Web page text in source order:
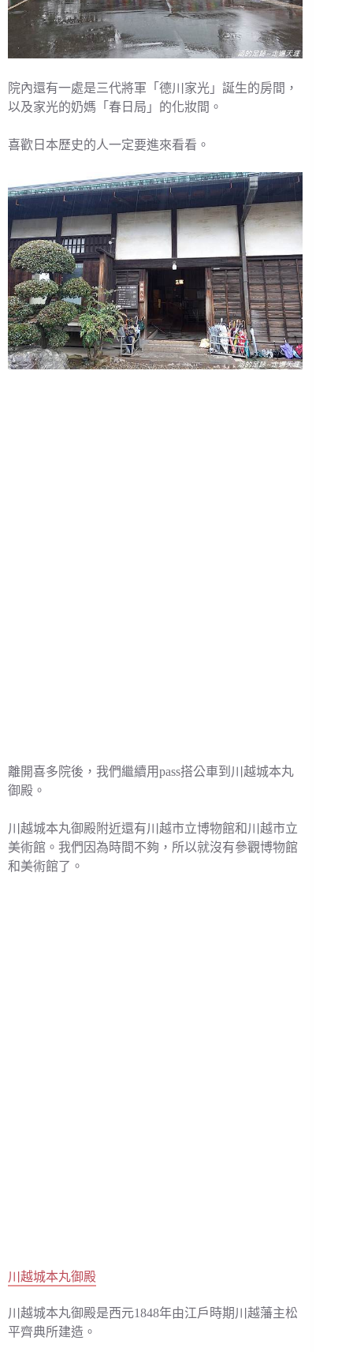
院內還有一處是三代將軍「德川家光」誕生的房間，
以及家光的奶媽「春日局」的化妝間。
喜歡日本歷史的人一定要進來看看。
離開喜多院後，我們繼續用pass搭公車到川越城本丸
御殿。
川越城本丸御殿附近還有川越市立博物館和川越市立
美術館。我們因為時間不夠，所以就沒有參觀博物館
和美術館了。
川越城本丸御殿
川越城本丸御殿是西元1848年由江戶時期川越藩主松
平齊典所建造。